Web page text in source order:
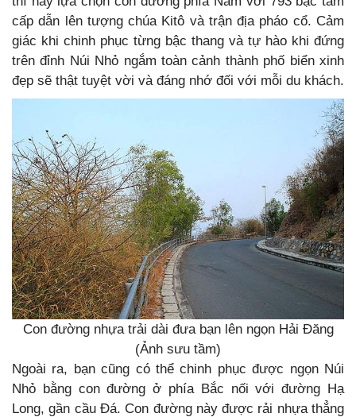
cấp dẫn lên tượng chúa Kitô và trận địa pháo cổ. Cảm
giác khi chinh phục từng bậc thang và tự hào khi đứng
trên đỉnh Núi Nhỏ ngắm toàn cảnh thành phố biển xinh
đẹp sẽ thật tuyệt vời và đáng nhớ đối với mỗi du khách.
Con đường nhựa trải dài đưa bạn lên ngọn Hải Đăng
(Ảnh sưu tầm)
Ngoài ra, bạn cũng có thể chinh phục được ngọn Núi
Nhỏ bằng con đường ở phía Bắc nối với đường Hạ
Long, gần cầu Đá. Con đường này được rải nhựa thẳng